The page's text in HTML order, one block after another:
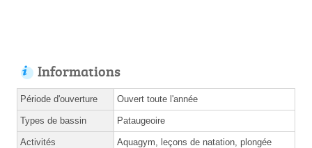
Informations
Période d'ouverture Ouvert toute l'année
Types de bassin Pataugeoire
Activités Aquagym, leçons de natation, plongée